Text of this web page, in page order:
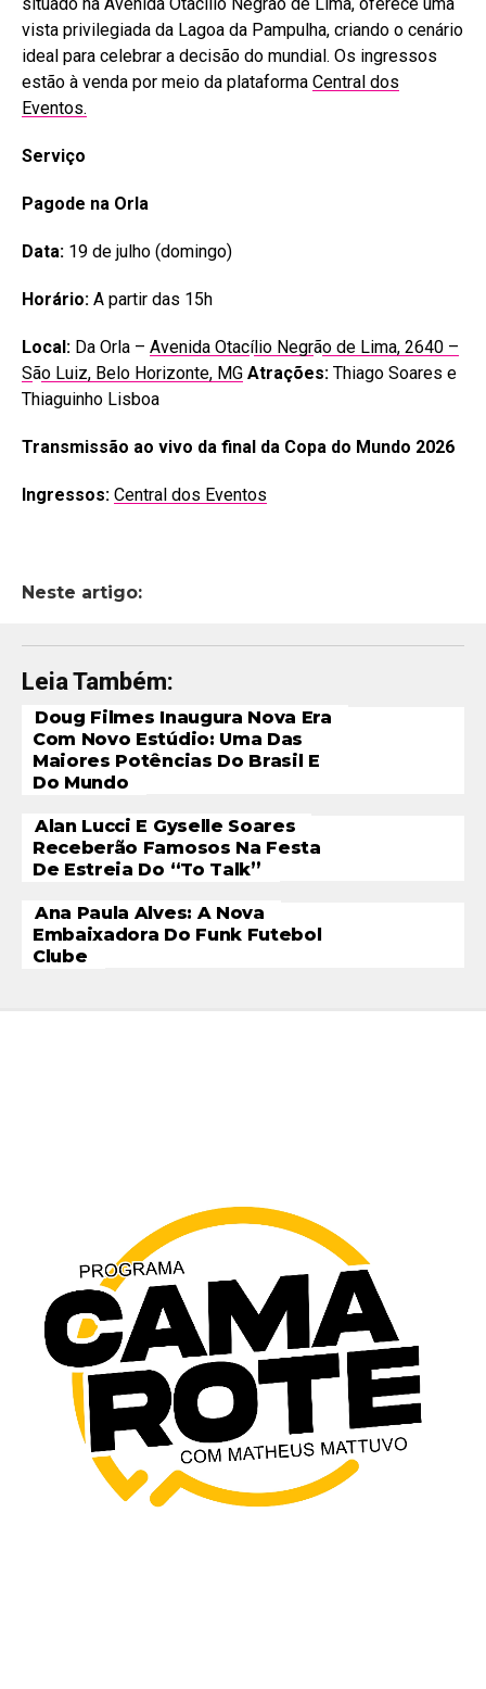
vista privilegiada da Lagoa da Pampulha, criando o cenário
ideal para celebrar a decisão do mundial. Os ingressos
estão à venda por meio da plataforma Central dos
Eventos.
Serviço
Pagode na Orla
Data: 19 de julho (domingo)
Horário: A partir das 15h
Local: Da Orla – Avenida Otacílio Negrão de Lima, 2640 –
São Luiz, Belo Horizonte, MG Atrações: Thiago Soares e
Thiaguinho Lisboa
Transmissão ao vivo da final da Copa do Mundo 2026
Ingressos: Central dos Eventos
Neste artigo:
Leia Também:
Doug Filmes Inaugura Nova Era
Com Novo Estúdio: Uma Das
Maiores Potências Do Brasil E
Do Mundo
Alan Lucci E Gyselle Soares
Receberão Famosos Na Festa
De Estreia Do “To Talk”
Ana Paula Alves: A Nova
Embaixadora Do Funk Futebol
Clube